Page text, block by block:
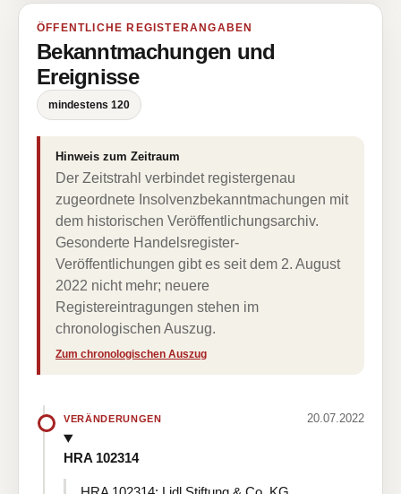
ÖFFENTLICHE REGISTERANGABEN
Bekanntmachungen und
Ereignisse
mindestens 120
Hinweis zum Zeitraum
Der Zeitstrahl verbindet registergenau
zugeordnete Insolvenzbekanntmachungen mit
dem historischen Veröffentlichungsarchiv.
Gesonderte Handelsregister-
Veröffentlichungen gibt es seit dem 2. August
2022 nicht mehr; neuere
Registereintragungen stehen im
chronologischen Auszug.
Zum chronologischen Auszug
VERÄNDERUNGEN 20.07.2022
HRA 102314